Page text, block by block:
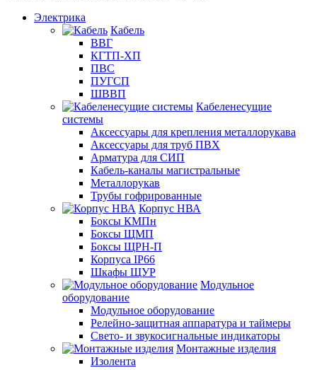
Электрика
Кабель
ВВГ
КГТП-ХП
ПВС
ПУГСП
ШВВП
Кабеленесущие
системы
Аксессуары для крепления металлорукава
Аксессуары для труб ПВХ
Арматура для СИП
Кабель-каналы магистральные
Металлорукав
Трубы гофрированные
Корпус НВА
Боксы КМПн
Боксы ЩМП
Боксы ЩРН-П
Корпуса IP66
Шкафы ЩУР
Модульное
оборудование
Модульное оборудование
Релейно-защитная аппаратура и таймеры
Свето- и звукосигнальные индикаторы
Монтажные изделия
Изолента